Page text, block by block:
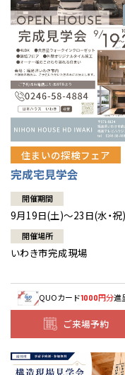
住まいの探検フェア
完成宅見学会
開催期間
9月19日(土)～23日(水・祝)
開催場所
いわき市完成現場
QUOカード1000円分進
ご来場予約